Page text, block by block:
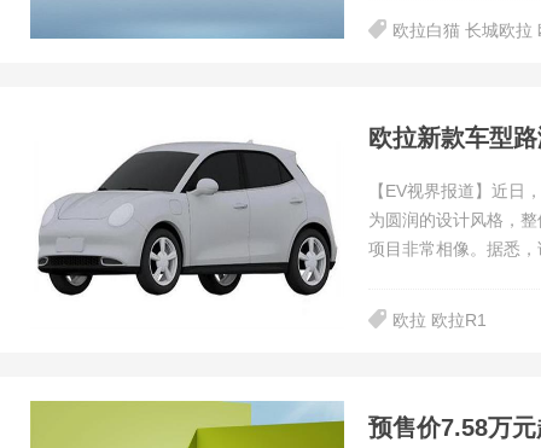
欧拉白猫 长城欧拉
欧拉新款车型
【EV视界报道】近日
为圆润的设计风格，
项目非常相像。据悉
欧拉 欧拉R1
预售价7.58万